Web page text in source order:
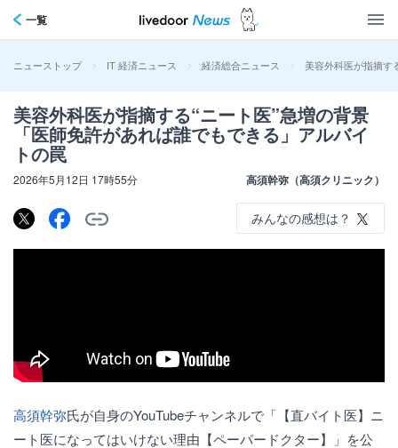
一覧
ニューストップ > IT 経済ニュース > 経済総合ニュース > 美容外科医が指摘す
美容外科医が指摘する“ニート医”急増の背景
「医師免許があれば誰でもできる」アルバイ
トの罠
2026年5月12日 17時55分 高須幹弥（高須クリニック）
みんなの感想は？
高須幹弥氏が自身のYouTubeチャンネルで「【直バイト医】ニ
ート医になってはいけない理由【ペーパードクター】」を公